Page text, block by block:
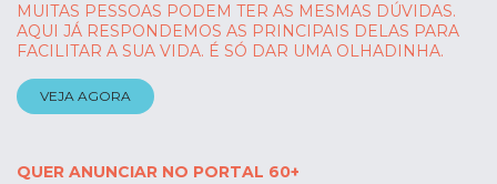
MUITAS PESSOAS PODEM TER AS MESMAS DÚVIDAS.
AQUI JÁ RESPONDEMOS AS PRINCIPAIS DELAS PARA
FACILITAR A SUA VIDA. É SÓ DAR UMA OLHADINHA.
VEJA AGORA
QUER ANUNCIAR NO PORTAL 60+